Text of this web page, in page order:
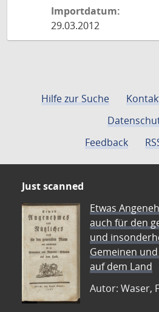
Importdatum:
29.03.2012
Hilfe zur Suche
Feedback
Just scanned
Etwas
auch für den
und
Gemeinen
auf dem Land
Autor: Waser,